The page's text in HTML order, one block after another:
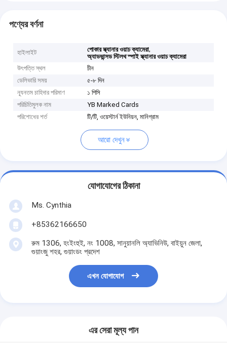
পণ্যের বর্ণনা
হাইলাইট পোকার স্ক্যানার ওয়াচ ক্যামেরা,
অ্যাডভান্সড স্টিলথ স্পাই স্ক্যানার ওয়াচ ক্যামেরা
উৎপত্তি স্থল
চীন
ডেলিভারি সময়
৫-৮ দিন
ন্যূনতম চাহিদার পরিমাণ
১ পিসি
পরিচিতিমুলক নাম
YB Marked Cards
পরিশোধের শর্ত
টি/টি, ওয়েস্টার্ন ইউনিয়ন, মানিগ্রাম
আরো দেখুন
যোগাযোগের ঠিকানা
Ms. Cynthia
‪+85362166650‬
রুম 1306, হংইংহুই, নং 1008, সানুয়ানলি অ্যাভিনিউ, বাইয়ুন জেলা,
গুয়াংজু শহর, গুয়াংডং প্রদেশ
এখন যোগাযোগ
এর সেরা মূল্য পান